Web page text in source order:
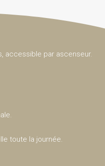
accessible par ascenseur.
toute la journée.